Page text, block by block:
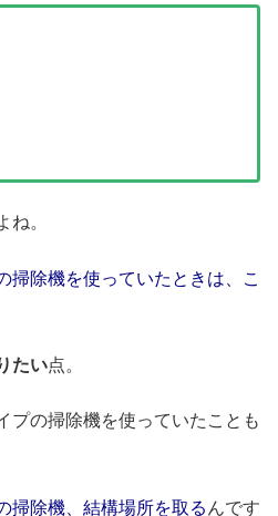
ね。
掃除機を使っていたときは、こ
たい点。
プの掃除機を使っていたことも
掃除機、結構場所を取る んです